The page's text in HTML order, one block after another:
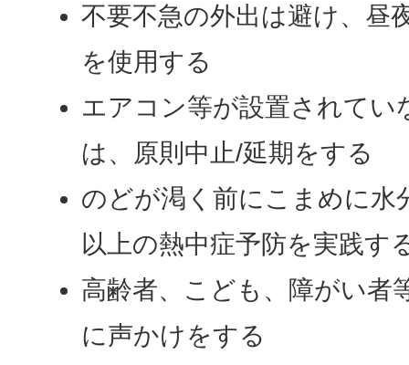
不要不急の外出は避け、昼
を使用する
エアコン等が設置されてい
は、原則中止/延期をする
のどが渇く前にこまめに水
以上の熱中症予防を実践す
高齢者、こども、障がい者
に声かけをする